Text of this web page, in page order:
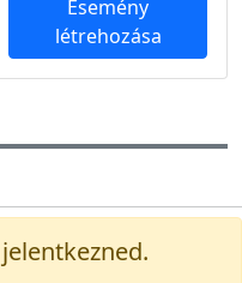
Esemény
létrehozása